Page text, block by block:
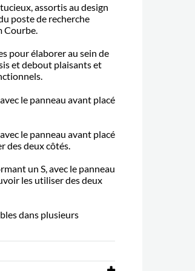
assortis au design
poste de recherche
Courbe.
pour élaborer au sein de
et debout plaisants et
le panneau avant placé
le panneau avant placé
des deux côtés.
un S, avec le panneau
les utiliser des deux
dans plusieurs